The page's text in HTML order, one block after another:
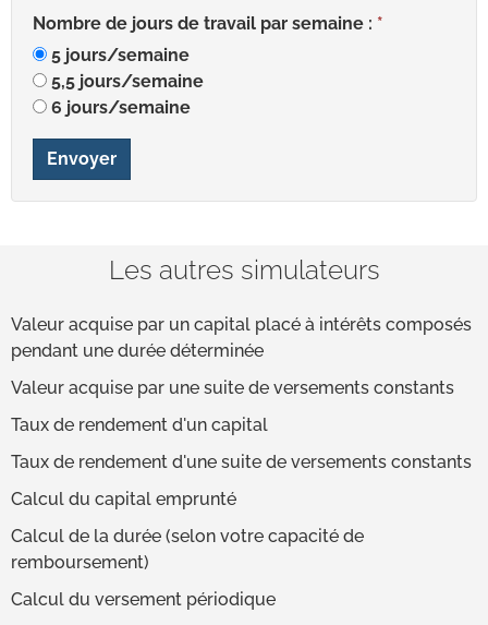
Nombre de jours de travail par semaine :
5 jours/semaine
5,5 jours/semaine
6 jours/semaine
Envoyer
Les autres simulateurs
Valeur acquise par un capital placé à intérêts composés
pendant une durée déterminée
Valeur acquise par une suite de versements constants
Taux de rendement d'un capital
Taux de rendement d'une suite de versements constants
Calcul du capital emprunté
Calcul de la durée (selon votre capacité de
remboursement)
Calcul du versement périodique